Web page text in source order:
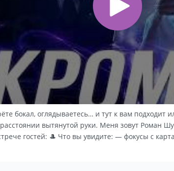
бокал, оглядываетесь… и тут к вам
вытянутой руки. Меня зовут Роман
гостей: 🎩 Что вы увидите: — фокусы с